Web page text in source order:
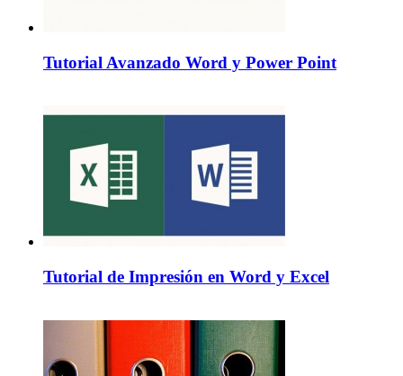
Tutorial Avanzado Word y Power Point
Tutorial de Impresión en Word y Excel